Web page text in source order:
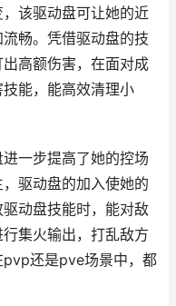
该驱动盘可让她的近
畅。凭借驱动盘的技
高额伤害，在面对成
能，能高效清理小
一步提高了她的控场
驱动盘的加入使她的
动盘技能时，能对敌
集火输出，打乱敌方
pvp还是pve场景中，都